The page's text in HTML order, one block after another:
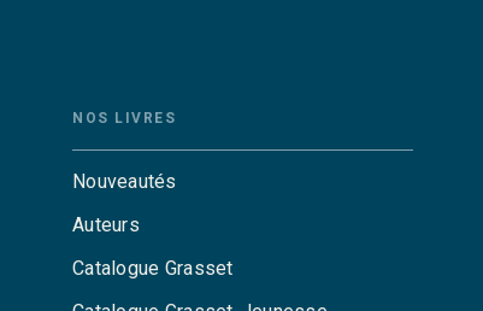
NOS LIVRES
Nouveautés
Auteurs
Catalogue Grasset